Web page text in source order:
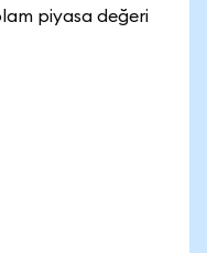
piyasa değeri